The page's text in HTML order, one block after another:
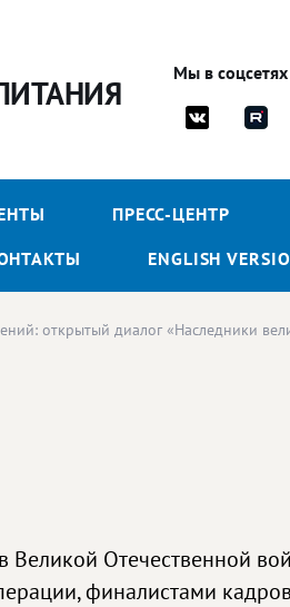
Мы в соцсетях
ПРЕСС-ЦЕНТР
ENGLISH
открытый диалог «Наследники
Отечественной
финалистами